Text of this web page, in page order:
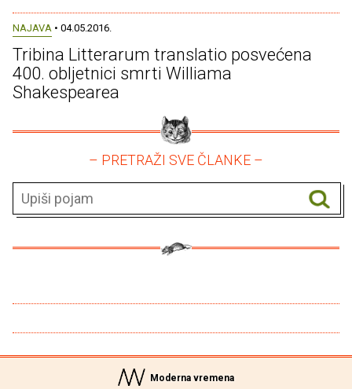
NAJAVA • 04.05.2016.
Tribina Litterarum translatio posvećena
400. obljetnici smrti Williama
Shakespearea
– PRETRAŽI SVE ČLANKE –
Moderna vremena